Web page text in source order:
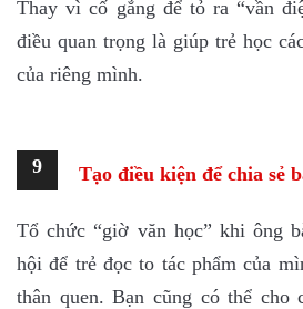
Thay vì cố gắng để tỏ ra “vần
điều quan trọng là giúp trẻ học
của riêng mình.
9 Tạo điều kiện để chia sẻ
Tổ chức “giờ văn học” khi ông
hội để trẻ đọc to tác phẩm của
thân quen. Bạn cũng có thể cho